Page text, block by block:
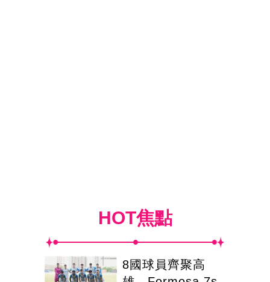
HOT焦點
8國球員齊聚高